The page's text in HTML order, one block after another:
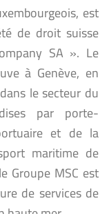
est
de droit suisse
SA ». Le
à Genève, en
le secteur du
par porte-
et de la
maritime de
Groupe MSC est
de services de